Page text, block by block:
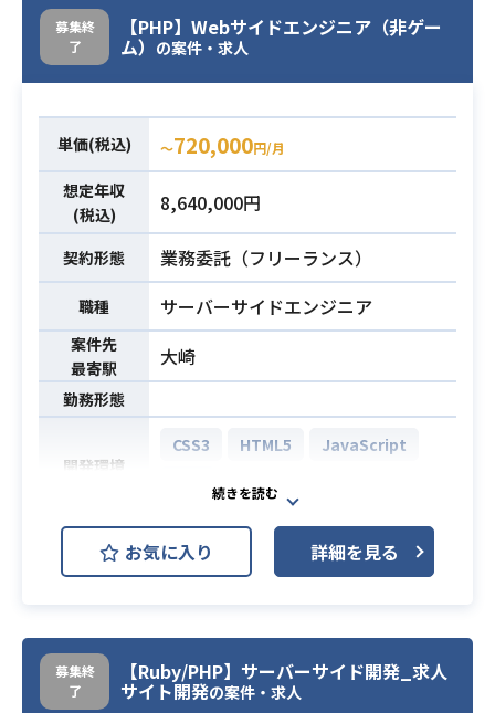
必須スキル
・WEB系システムの開発経験
・PHPフロントエンド開発経験
募集終
了
【PHP】Webサイドエンジニア（非ゲー
ム） の案件・求人
単価(税込) 〜720,000円/月
想定年収
(税込)
8,640,000円
契約形態 業務委託（フリーランス）
職種 サーバーサイドエンジニア
案件先
最寄駅
大崎
勤務形態
開発環境
CSS3 HTML5
JavaScript
ネットワークゲーム運営にともなう
Webサービスを構築するWebエンジ
・運営、運用に必要なツール開発
お気に入り 詳細を見る
募集終
了
【Ruby/PHP】サーバーサイド開発_求人
サイト開発の案件・求人